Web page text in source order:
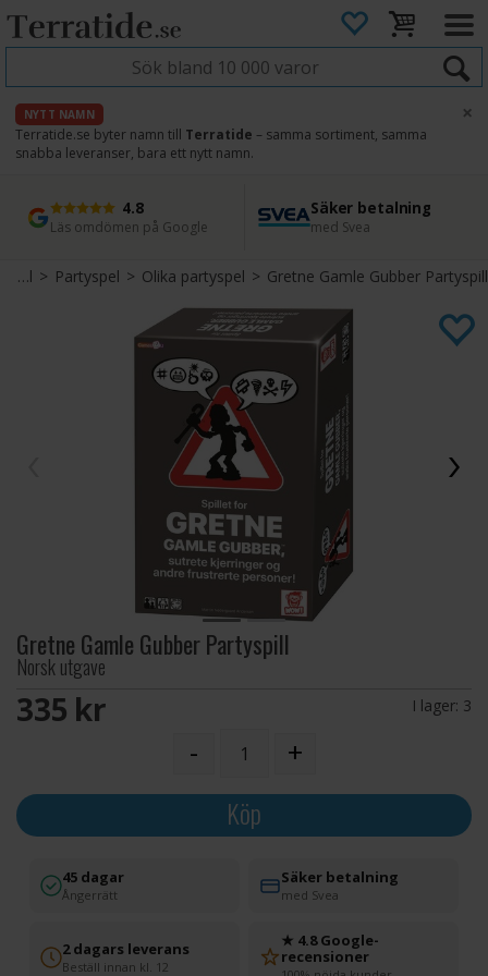
NYTT NAMN
Terratide.se byter namn till Terratide – samma sortiment, samma
snabba leveranser, bara ett nytt namn.
×
4.8
Läs omdömen på Google
Säker betalning
med Svea
Snabb leverans
Direkt från lager
45 dagars ångerrätt
Enkel retur
Brädspel> Partyspel>Olika partyspel>Gretne Gamle Gubber Partyspill
Gretne Gamle Gubber Partyspill
Norsk utgave
335 SEK I lager: 3
- +
Köp
45 dagar
Ångerrätt
Säker betalning
med Svea
2 dagars leverans
Beställ innan kl. 12
★ 4.8 Google-
recensioner